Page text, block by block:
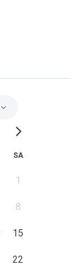
SA
1
8
15
22